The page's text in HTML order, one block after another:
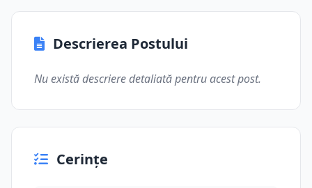
Descrierea Postului
Nu există descriere detaliată pentru acest post.
Cerințe